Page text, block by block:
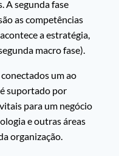
A segunda fase
as competências
a estratégia,
macro fase).
um ao
suportado por
para um negócio
e outras áreas
organização.